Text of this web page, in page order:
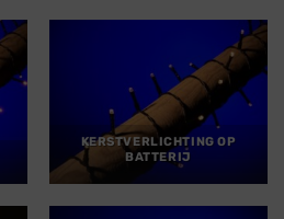
KERSTVERLICHTING OP
BATTERIJ